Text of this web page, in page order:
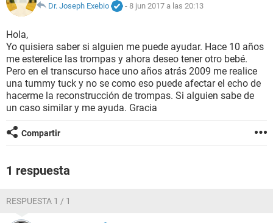
NUTRICIÓN
BIENESTAR
SEXUALIDAD
GLOSARIO
Dr. Joseph Exebio
- 8 jun 2017 a las 20:13
Hola,
Yo quisiera saber si alguien me puede ayudar. Hace 10 años
me esterelice las trompas y ahora deseo tener otro bebé.
Pero en el transcurso hace uno años atrás 2009 me realice
una tummy tuck y no se como eso puede afectar el echo de
hacerme la reconstrucción de trompas. Si alguien sabe de
un caso similar y me ayuda. Gracia
Compartir
1 respuesta
RESPUESTA 1 / 1